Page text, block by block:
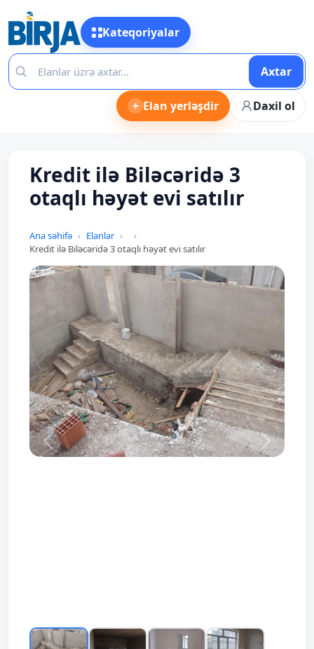
Kateqoriyalar
Axtar
+ Elan yerləşdir Daxil ol
Kredit ilə Biləcəridə 3
otaqlı həyət evi satılır
Ana səhifə
Elanlar
Kredit ilə Biləcəridə 3 otaqlı həyət evi satılır
Prev Next